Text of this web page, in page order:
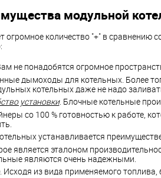
модульной
огромное количество "+" в сравнению
не понадобятся огромное
дымоходы для котельных. Более
котельных даже не надо
установки. Блочные котельные
со 100 % готовностью к работе,
устанавливается
является эталоном
являются очень надежными.
. Исходя из вида применяемого